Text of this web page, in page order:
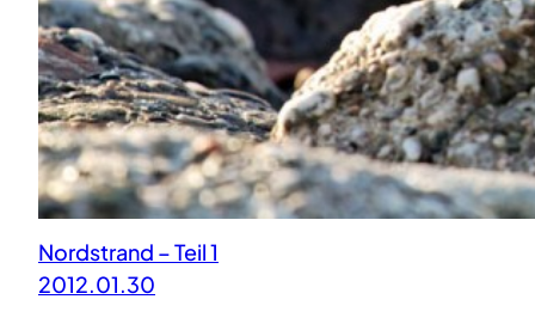
Nordstrand – Teil 1
2012.01.30